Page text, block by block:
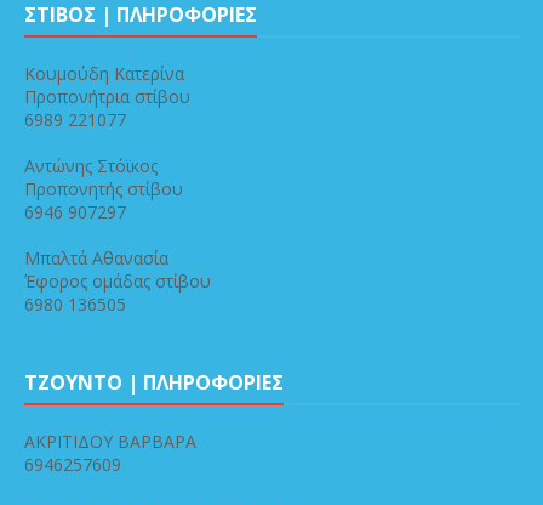
ΣΤΙΒΟΣ | ΠΛΗΡΟΦΟΡΙΕΣ
Κουμούδη Κατερίνα
Προπονήτρια στίβου
6989 221077
Αντώνης Στόϊκος
Προπονητής στίβου
6946 907297
Μπαλτά Αθανασία
Έφορος ομάδας στίβου
6980 136505
ΤΖΟΥΝΤΟ | ΠΛΗΡΟΦΟΡΙΕΣ
ΑΚΡΙΤΙΔΟΥ ΒΑΡΒΑΡΑ
6946257609